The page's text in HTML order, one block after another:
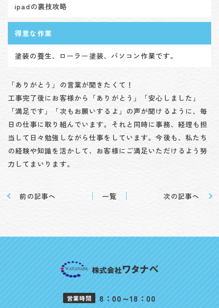
ipadの裏技攻略
得意な作業
塗装の養生、ローラー塗装、パソコン作業です。
「ありがとう」の言葉が聞きたくて！
工事完了後にお客様から「ありがとう」「安心しました」
「満足です」「次もお願いするよ」の声が聞けるように、毎
日の仕事に取り組んでいます。それと同時に事務、経理も担
当して日々勉強しながら仕事をしています。今後も、私たち
の経験や知識を活かして、お客様にご満足いただけるよう努
力してまいります。
前の記事へ 一覧 次の記事へ
営業時間 8：00～18：00